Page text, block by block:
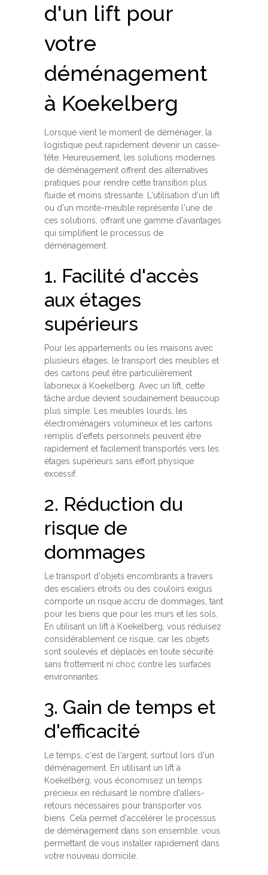
d'un lift pour
votre
déménagement
à Koekelberg
Lorsque vient le moment de déménager, la
logistique peut rapidement devenir un casse-
tête. Heureusement, les solutions modernes
de déménagement offrent des alternatives
pratiques pour rendre cette transition plus
fluide et moins stressante. L'utilisation d'un lift
ou d'un monte-meuble représente l'une de
ces solutions, offrant une gamme d'avantages
qui simplifient le processus de
déménagement.
1. Facilité d'accès
aux étages
supérieurs
Pour les appartements ou les maisons avec
plusieurs étages, le transport des meubles et
des cartons peut être particulièrement
laborieux à Koekelberg. Avec un lift, cette
tâche ardue devient soudainement beaucoup
plus simple. Les meubles lourds, les
électroménagers volumineux et les cartons
remplis d'effets personnels peuvent être
rapidement et facilement transportés vers les
étages supérieurs sans effort physique
excessif.
2. Réduction du
risque de
dommages
Le transport d'objets encombrants à travers
des escaliers étroits ou des couloirs exigus
comporte un risque accru de dommages, tant
pour les biens que pour les murs et les sols.
En utilisant un lift à Koekelberg, vous réduisez
considérablement ce risque, car les objets
sont soulevés et déplacés en toute sécurité
sans frottement ni choc contre les surfaces
environnantes.
3. Gain de temps et
d'efficacité
Le temps, c'est de l'argent, surtout lors d'un
déménagement. En utilisant un lift à
Koekelberg, vous économisez un temps
précieux en réduisant le nombre d'allers-
retours nécessaires pour transporter vos
biens. Cela permet d'accélérer le processus
de déménagement dans son ensemble, vous
permettant de vous installer rapidement dans
votre nouveau domicile.